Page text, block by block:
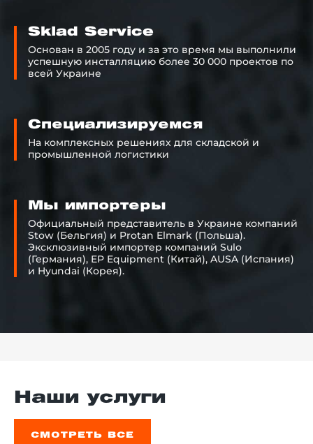
Sklad Service
Основан в 2005 году и за это время мы выполнили
успешную инсталляцию более 30 000 проектов по
всей Украине
Cпециализируемся
На комплексных решениях для складской и
промышленной логистики
Мы импортеры
Официальный представитель в Украине компаний
Stow (Бельгия) и Protan Elmark (Польша).
Эксклюзивный импортер компаний Sulo
(Германия), EP Equipment (Китай), AUSA (Испания)
и Hyundai (Корея).
Наши услуги
СМОТРЕТЬ ВСЕ